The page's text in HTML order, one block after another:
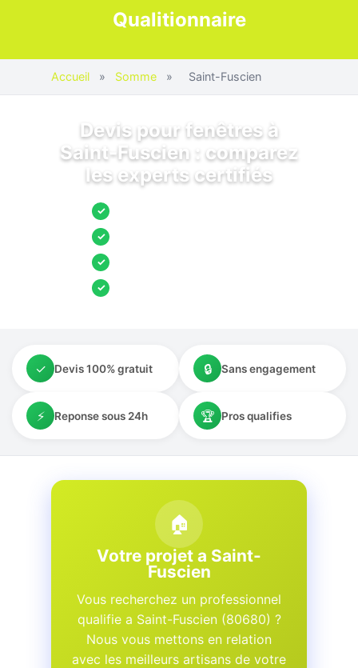
Qualitionnaire
Accueil » Somme » Saint-Fuscien
Devis pour fenêtres à
Saint-Fuscien : comparez
les experts certifiés
✓
✓
✓
✓
✓ Devis 100% gratuit 🔒 Sans engagement
⚡ Reponse sous 24h 🏆 Pros qualifies
🏠
Votre projet a Saint-
Fuscien
Vous recherchez un professionnel
qualifie a Saint-Fuscien (80680) ?
Nous vous mettons en relation
avec les meilleurs artisans de votre